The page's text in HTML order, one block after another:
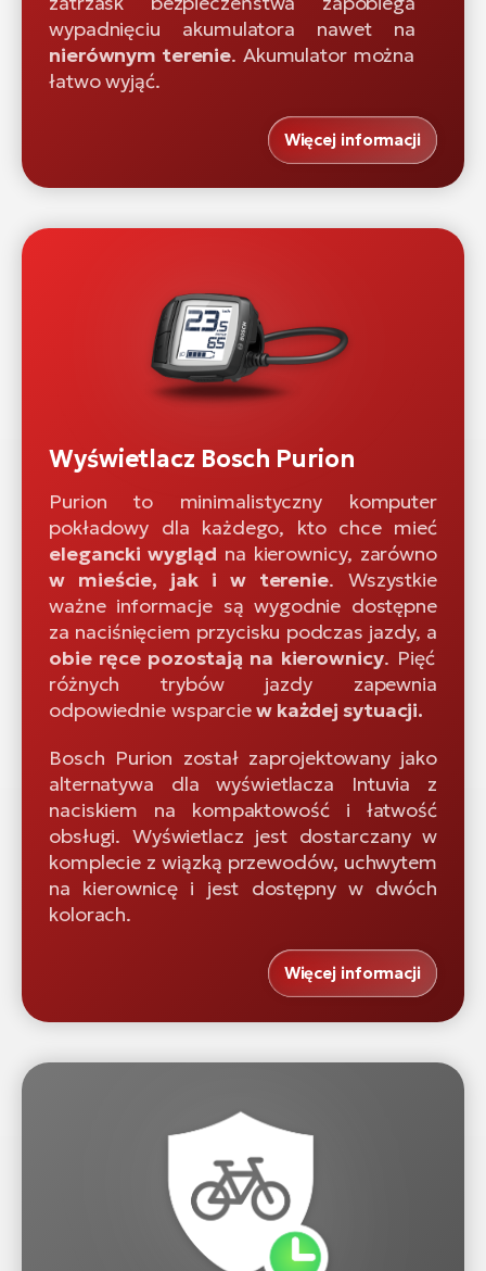
wypadnięciu akumulatora nawet na
nierównym terenie. Akumulator można
łatwo wyjąć.
Więcej informacji
Wyświetlacz Bosch Purion
Purion to minimalistyczny komputer
pokładowy dla każdego, kto chce mieć
elegancki wygląd na kierownicy, zarówno
w mieście, jak i w terenie. Wszystkie
ważne informacje są wygodnie dostępne
za naciśnięciem przycisku podczas jazdy, a
obie ręce pozostają na kierownicy. Pięć
różnych trybów jazdy zapewnia
odpowiednie wsparciew każdej sytuacji.
Bosch Purion został zaprojektowany jako
alternatywa dla wyświetlacza Intuvia z
naciskiem na kompaktowość i łatwość
obsługi. Wyświetlacz jest dostarczany w
komplecie z wiązką przewodów, uchwytem
na kierownicę i jest dostępny w dwóch
kolorach.
Więcej informacji